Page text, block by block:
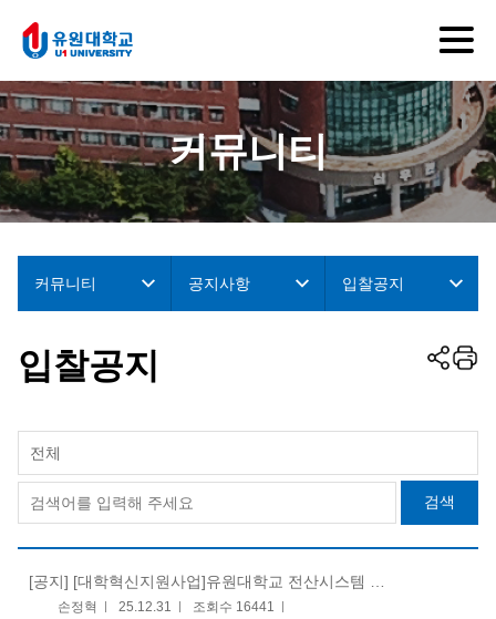
커뮤니티
커뮤니티 공지사항 입찰공지
입찰공지
전체
검색
[공지] [대학혁신지원사업]유원대학교 전산시스템 인프라 교체 사업 입찰공고의 건
손정혁 25.12.31 조회수 16441